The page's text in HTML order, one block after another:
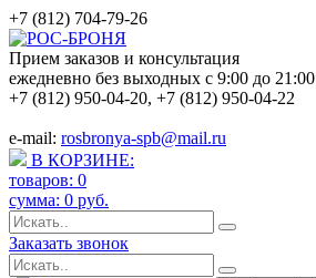
+7 (812) 704-79-26
Прием заказов и консультация
ежедневно без выходных с 9:00 до 21:00
+7 (812) 950-04-20, +7 (812) 950-04-22
e-mail: rosbronya-spb@mail.ru
В КОРЗИНЕ:
товаров: 0
сумма: 0 руб.
Заказать звонок